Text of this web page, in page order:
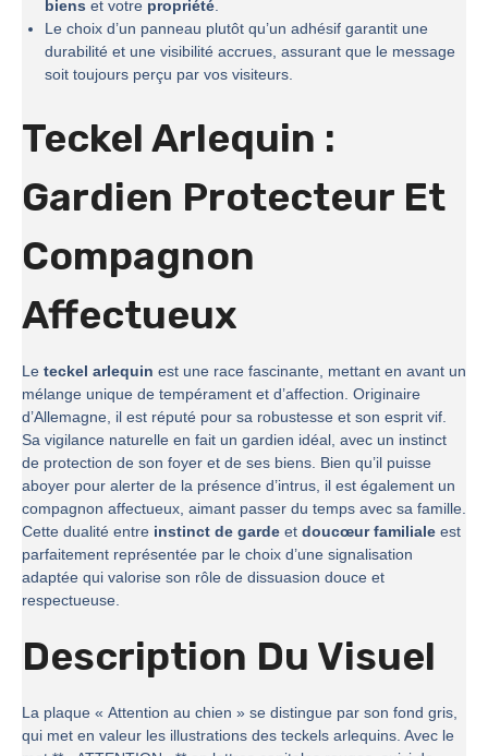
biens et votre propriété.
Le choix d’un panneau plutôt qu’un adhésif garantit une
durabilité et une visibilité accrues, assurant que le message
soit toujours perçu par vos visiteurs.
Teckel Arlequin :
Gardien Protecteur Et
Compagnon
Affectueux
Le teckel arlequin est une race fascinante, mettant en avant un
mélange unique de tempérament et d’affection. Originaire
d’Allemagne, il est réputé pour sa robustesse et son esprit vif.
Sa vigilance naturelle en fait un gardien idéal, avec un instinct
de protection de son foyer et de ses biens. Bien qu’il puisse
aboyer pour alerter de la présence d’intrus, il est également un
compagnon affectueux, aimant passer du temps avec sa famille.
Cette dualité entre instinct de garde et doucœur familiale est
parfaitement représentée par le choix d’une signalisation
adaptée qui valorise son rôle de dissuasion douce et
respectueuse.
Description Du Visuel
La plaque « Attention au chien » se distingue par son fond gris,
qui met en valeur les illustrations des teckels arlequins. Avec le